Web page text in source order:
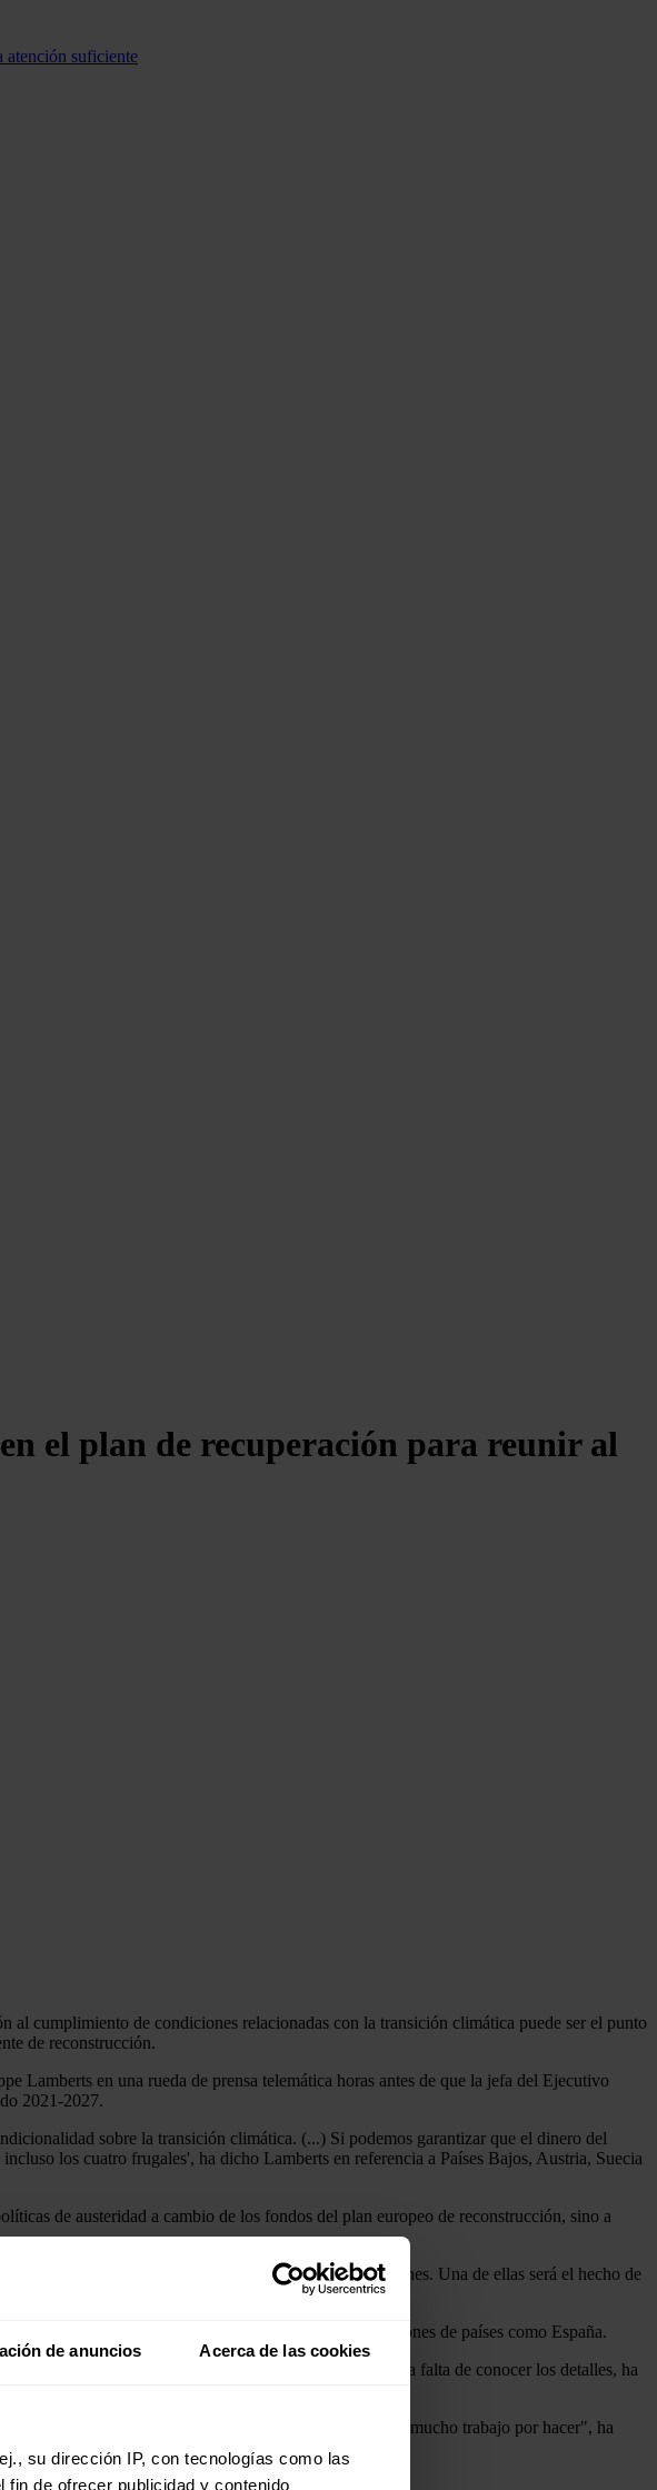
de anuncios Acerca de las cookies
su dirección IP, con tecnologías como las
de ofrecer publicidad y contenido
atención suficiente
el plan de recuperación para reunir al
cumplimiento de condiciones relacionadas con la transición climática puede ser el punto
de reconstrucción.
Lamberts en una rueda de prensa telemática horas antes de que la jefa del Ejecutivo
2021-2027.
sobre la transición climática. (...) Si podemos garantizar que el dinero del
los cuatro frugales', ha dicho Lamberts en referencia a Países Bajos, Austria, Suecia
de austeridad a cambio de los fondos del plan europeo de reconstrucción, sino a
correcta" pero les "preocupan" algunas cuestiones. Una de ellas será el hecho de
ningún papel.
y no de préstamos a devolver, en línea con las pretensiones de países como España.
por Angela Merkel y Emmanuel Macron. El belga, a falta de conocer los detalles, ha
Si queremos convertirlo en algo estructural, tenemos mucho trabajo por hacer", ha